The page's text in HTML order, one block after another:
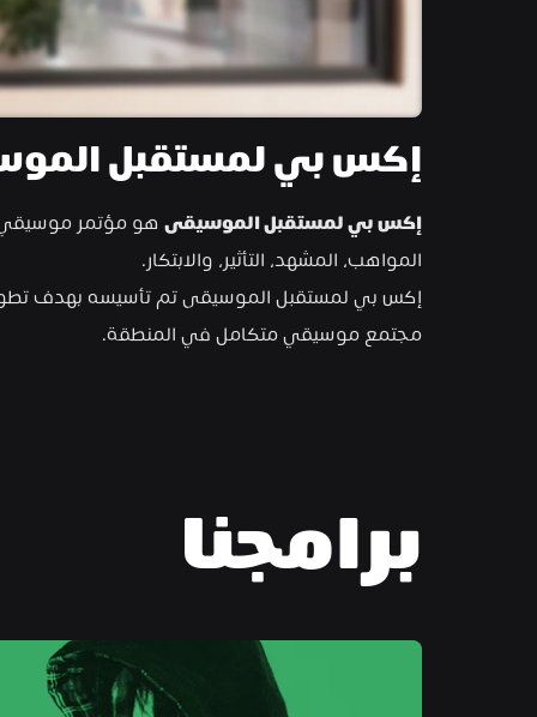
إكس بي لمستقبل
إكس بي لمستقبل الموسيقى
المواهب، المشهد، التأثير، والابتكار.
مجتمع موسيقي متكامل في المنطقة.
برامجنا